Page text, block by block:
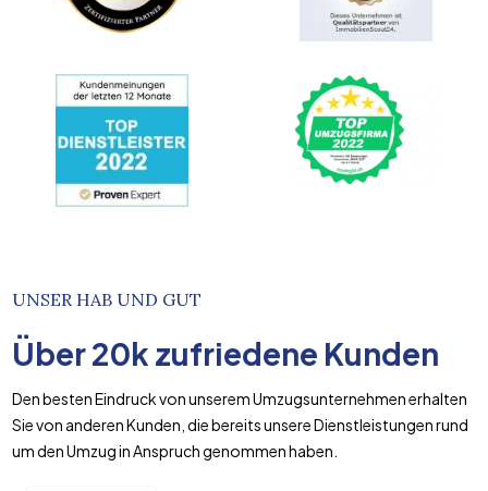
UNSER HAB UND GUT
Über20k zufriedene Kunden
Den besten Eindruck von unserem Umzugsunternehmen erhalten
Sie von anderen Kunden, die bereits unsere Dienstleistungen rund
um den Umzug in Anspruch genommen haben.